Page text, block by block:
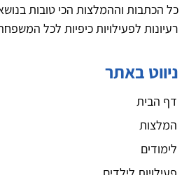
כל הכתבות וההמלצות הכי טובות
רעיונות לפעילויות כיפיות לכל
ניווט באתר
דף הבית
המלצות
לימודים